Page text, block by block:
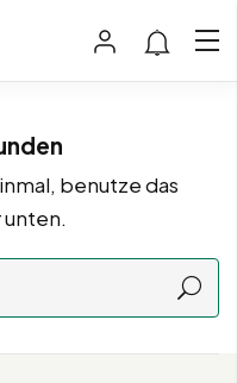
benutze das
unten.